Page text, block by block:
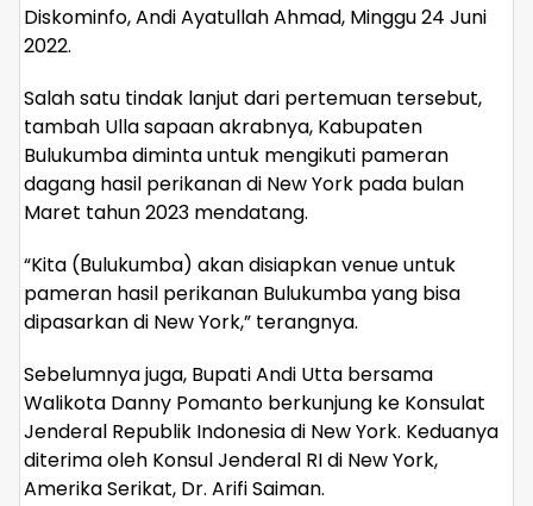
Diskominfo, Andi Ayatullah Ahmad, Minggu 24 Juni
2022.
Salah satu tindak lanjut dari pertemuan tersebut,
tambah Ulla sapaan akrabnya, Kabupaten
Bulukumba diminta untuk mengikuti pameran
dagang hasil perikanan di New York pada bulan
Maret tahun 2023 mendatang.
“Kita (Bulukumba) akan disiapkan venue untuk
pameran hasil perikanan Bulukumba yang bisa
dipasarkan di New York,” terangnya.
Sebelumnya juga, Bupati Andi Utta bersama
Walikota Danny Pomanto berkunjung ke Konsulat
Jenderal Republik Indonesia di New York. Keduanya
diterima oleh Konsul Jenderal RI di New York,
Amerika Serikat, Dr. Arifi Saiman.